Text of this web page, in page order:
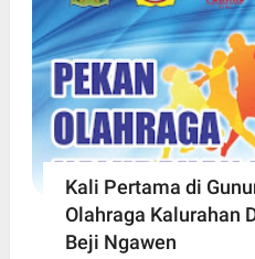
Kali Pertama di
Olahraga Kalurahan
Beji Ngawen